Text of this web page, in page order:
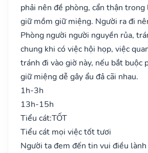
phải nên đề phòng, cẩn thận
giữ mồm giữ miệng. Người ra đi
Phòng người người nguyền rủa,
chung khi có việc hội họp, việc
tránh đi vào giờ này, nếu bắt buộc
giữ miệng dễ gây ẩu đả cãi nhau.
1h-3h
13h-15h
Tiểu cát:TỐT
Tiểu cát mọi việc tốt tươi
Người ta đem đến tin vui điều lành